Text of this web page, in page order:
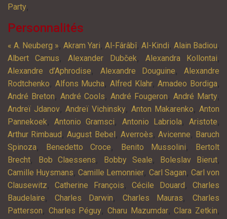
Party,
Personnalités
« A. Neuberg », Akram Yari, Al-Fârâbî, Al-Kindi, Alain Badiou,
Albert Camus,Alexander Dubček, Alexandra Kollontai,
Alexandre d’Aphrodise, Alexandre Douguine, Alexandre
Rodtchenko, Alfons Mucha,Alfred Klahr,Amadeo Bordiga,
André Breton, André Cools, André Fougeron, André Marty,
Andreï Jdanov, Andreï Vichinsky, Anton Makarenko, Anton
Pannekoek,Antonio Gramsci, Antonio Labriola,Aristote,
Arthur Rimbaud ,August Bebel , Averroès, Avicenne, Baruch
Spinoza, Benedetto Croce, Benito Mussolini,
Bertolt
Brecht, Bob Claessens, Bobby Seale, Boleslav Bierut,
Camille Huysmans,Camille Lemonnier, Carl Sagan, Carl von
Clausewitz,Catherine François,Cécile Douard ,Charles
Baudelaire, Charles Darwin, Charles Mauras, Charles
Patterson, Charles Péguy,Charu Mazumdar,Clara Zetkin,